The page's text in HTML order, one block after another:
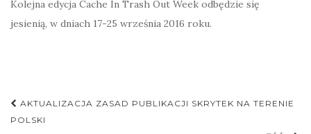
Kolejna edycja Cache In Trash Out Week odbędzie się
jesienią, w dniach 17-25 września 2016 roku.
Nawigacja
postu
AKTUALIZACJA ZASAD PUBLIKACJI SKRYTEK NA TERENIE
POLSKI